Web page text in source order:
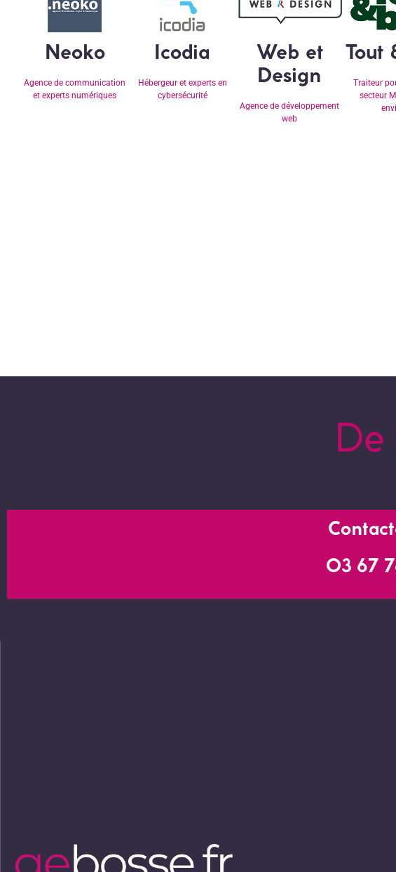
Neoko
Agence de communication
et experts numériques
Icodia
Hébergeur et experts en
cybersécurité
Web et
Design
Agence de développement
web
Tout
Traiteur
secteur
03 67